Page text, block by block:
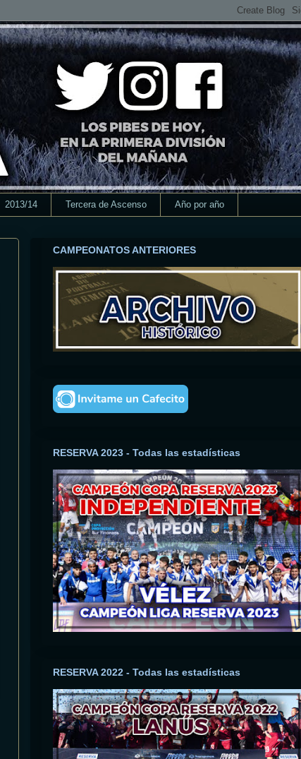
2013/14 Tercera de Ascenso Año por año
CAMPEONATOS ANTERIORES
RESERVA 2023 - Todas las estadísticas
RESERVA 2022 - Todas las estadísticas